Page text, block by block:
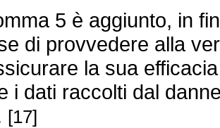
5 è aggiunto, in
di provvedere alla
la sua
i dati raccolti dal
[17]